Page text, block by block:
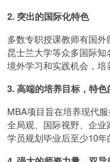
2. 突出的国际化特色
多数专职授课教师有国外
昆士兰大学等众多国际
境外学习和实践机会，培
3. 高端的培养目标，特
MBA项目旨在培养现代
全局观、国际视野、企
学员规划毕业后至少10年